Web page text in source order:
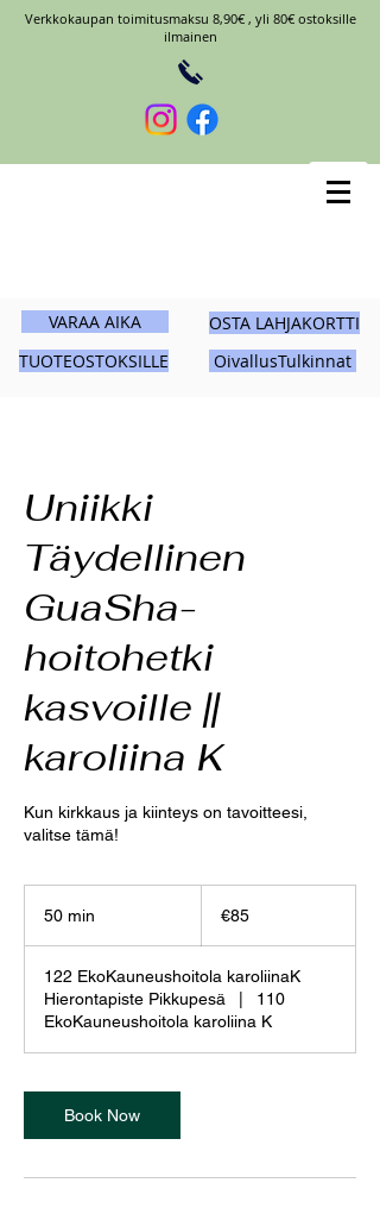
Verkkokaupan toimitusmaksu 8,90€ , yli 80€ ostoksille
ilmainen
VARAA AIKA
TUOTEOSTOKSILLE
OSTA LAHJAKORTTI
OivallusTulkinnat
Uniikki
Täydellinen
GuaSha-
hoitohetki
kasvoille ||
karoliina K
Kun kirkkaus ja kiinteys on tavoitteesi,
valitse tämä!
50 min
i
n
€85
122 EkoKauneushoitola karoliinaK
Hierontapiste Pikkupesä
110
EkoKauneushoitola karoliina K
Book Now